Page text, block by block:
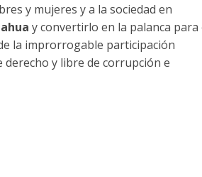
y mujeres y a la sociedad en
y convertirlo en la palanca para
la improrrogable participación
y libre de corrupción e